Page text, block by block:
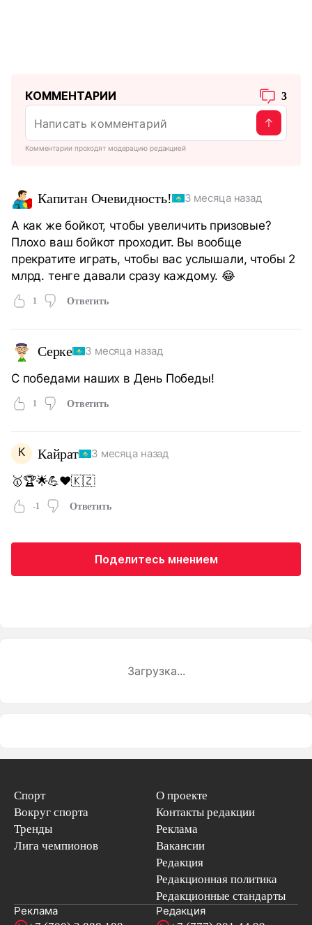
КОММЕНТАРИИ 3
Комментарии проходят модерацию редакцией
Капитан Очевидность! 3 месяца назад
А как же бойкот, чтобы увеличить призовые?
Плохо ваш бойкот проходит. Вы вообще
прекратите играть, чтобы вас услышали, чтобы 2
млрд. тенге давали сразу каждому. 😂
1 Ответить
Серке 3 месяца назад
С победами наших в День Победы!
1 Ответить
К Кайрат 3 месяца назад
🥇🏆🌟💪❤️🇰🇿
-1 Ответить
Поделитесь мнением
Загрузка...
Спорт
Вокруг спорта
Тренды
Лига чемпионов
О проекте
Контакты редакции
Реклама
Вакансии
Редакция
Редакционная политика
Редакционные стандарты
Реклама Редакция